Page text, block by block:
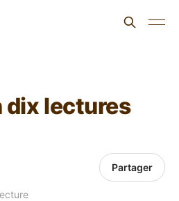
dix lectures
Partager